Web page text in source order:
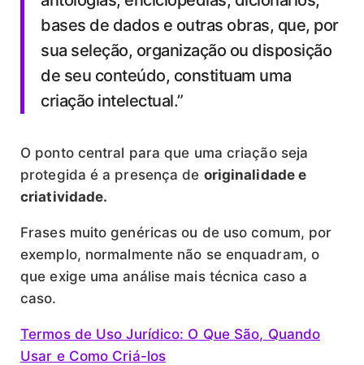
bases de dados e outras obras, que, por
sua seleção, organização ou disposição
de seu conteúdo, constituam uma
criação intelectual.”
O ponto central para que uma criação seja
protegida é a presença de originalidade e
criatividade.
Frases muito genéricas ou de uso comum, por
exemplo, normalmente não se enquadram, o
que exige uma análise mais técnica caso a
caso.
Termos de Uso Jurídico: O Que São, Quando
Usar e Como Criá-los